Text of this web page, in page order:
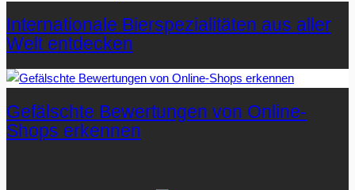
Internationale Bierspezialitäten aus aller
Welt entdecken
Gefälschte Bewertungen von Online-
Shops erkennen